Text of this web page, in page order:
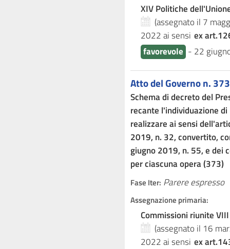
XIV Politiche
(assegnato il 7
2022ai sensi ex
favorevole - 22
Atto del Governo n. 373
Schema di decreto del
recante l'individuazione
realizzare ai sensi
2019, n. 32, convertito,
giugno 2019, n. 55, e dei
per ciascuna opera (373)
Fase Iter: Parere espresso
Assegnazione primaria:
Commissioni riunite
(assegnato il 16
2022ai sensi ex